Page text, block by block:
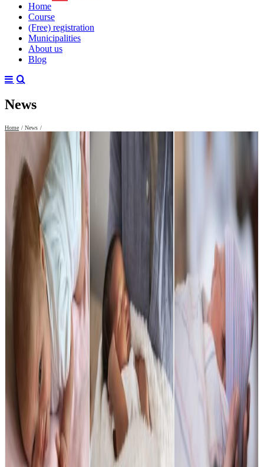
Home
Course
(Free) registration
Municipalities
About us
Blog
News
Home News